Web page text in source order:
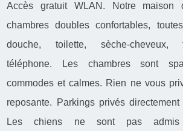
Accès gratuit WLAN. Notre maison
chambres doubles confortables,
douche, toilette, sèche-cheveux,
téléphone. Les chambres sont
commodes et calmes. Rien ne vous
reposante. Parkings privés directement
Les chiens ne sont pas